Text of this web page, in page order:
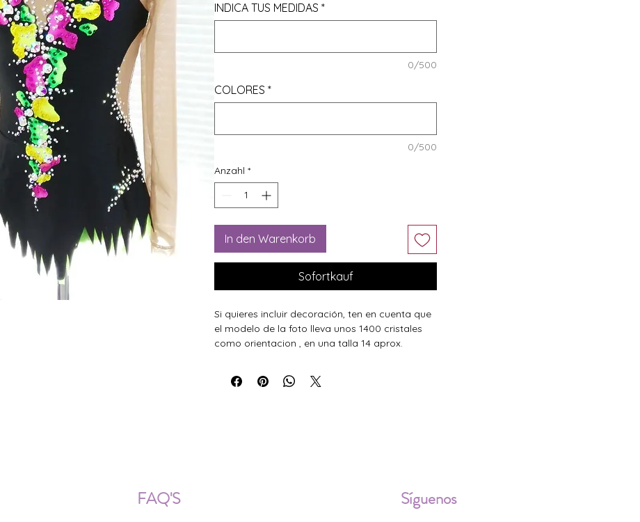
INDICA TUS MEDIDAS *
0/500
COLORES *
0/500
Anzahl *
In den Warenkorb
Sofortkauf
Si quieres incluir decoración, ten en cuenta que
el modelo de la foto lleva unos 1400 cristales
como orientacion , en una talla 14 aprox.
FAQ'S Síguenos